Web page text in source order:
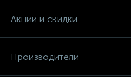
Акции и скидки
Производители